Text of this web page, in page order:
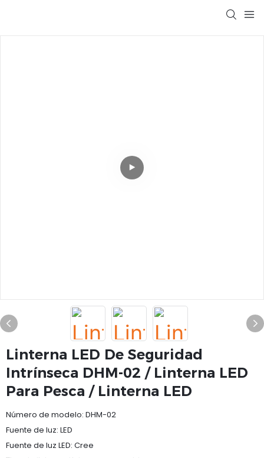
Linterna LED De Seguridad
Intrínseca DHM-02 / Linterna LED
Para Pesca / Linterna LED
Número de modelo: DHM-02
Fuente de luz: LED
Fuente de luz LED: Cree